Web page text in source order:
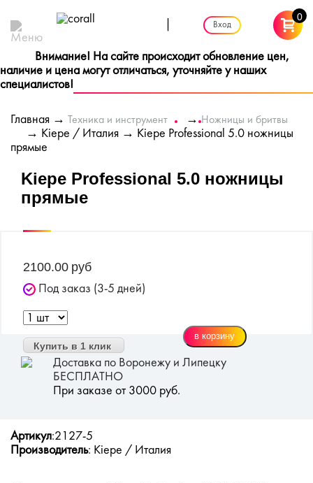
Вход
0
Внимание! На сайте происходит обновление цен,
наличие и цена могут отличаться, уточняйте у наших
специалистов!
Главная→ Техника и инструмент →Ножницы и бритвы
→ Kiepe / Италия→ Kiepe Professional 5.0 ножницы
прямые
Kiepe Professional 5.0 ножницы
прямые
2100.00 руб
Под заказ (3-5 дней)
Купить в 1 клик
Доставка по Воронежу и Липецку
БЕСПЛАТНО
При заказе от 3000 руб.
Артикул:2127-5
Производитель: Kiepe / Италия